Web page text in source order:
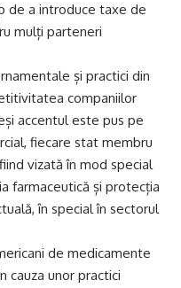
de a introduce taxe de
mulți parteneri
și practici din
companiilor
accentul este pus pe
fiecare stat membru
vizată în mod special
farmaceutică și protecția
în special în sectorul
de medicamente
cauza unor practici